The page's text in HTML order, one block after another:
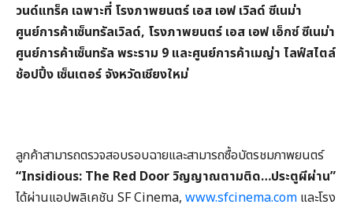
วนด์แทร็ค เฉพาะที่ โรงภาพยนตร์ เอส เอฟ เวิลด์ ซีเนม่า
ศูนย์การค้าเซ็นทรัลเวิลด์, โรงภาพยนตร์ เอส เอฟ เอ็กซ์ ซีเนม่า
ศูนย์การค้าเซ็นทรัล พระราม 9 และศูนย์การค้าเมญ่า ไลฟ์สไตล์
ช้อปปิ้ง เซ็นเตอร์ จังหวัดเชียงใหม่
ลูกค้าสามารถตรวจสอบรอบฉายและสามารถซื้อบัตรชมภาพยนตร์
“Insidious: The Red Door วิญญาณตามติด…ประตูผีผ่าน”
ได้ผ่านแอปพลิเคชัน SF Cinema, www.sfcinema.com และโรง